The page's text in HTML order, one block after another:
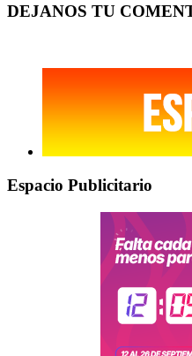
DEJANOS TU
Espacio Publicitario